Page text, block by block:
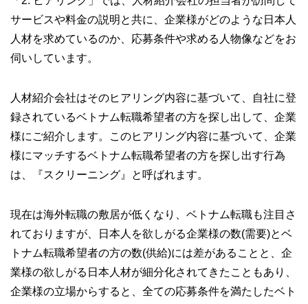
サービスや料金の説明と共に、企業様がどのような日本人
人材を求めているのか、応募条件や求める人物像などをお
伺いしています。
人材紹介会社はそのヒアリング内容に基づいて、自社に登
録されているベトナム転職希望者の方を探し出して、企業
様にご紹介します。このヒアリング内容に基づいて、企業
様にマッチするベトナム転職希望者の方を探し出す行為
は、『スクリーニング』と呼ばれます。
現在は海外転職の敷居が低くなり、ベトナム転職も注目さ
れておりますが、日本人を欲しがる企業様の数(需要)とベ
トナム転職希望者の方の数(供給)には差があることと、企
業様の欲しがる日本人材が細分化されてきたこともあり、
企業様の立場からすると、全ての応募条件を満たしたベト